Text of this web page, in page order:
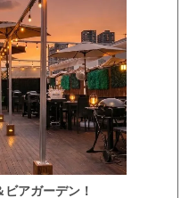
アガーデン！